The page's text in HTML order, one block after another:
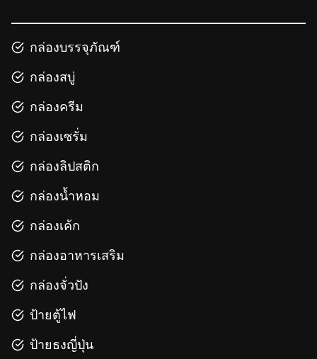
กล่องบรรจุภัณฑ์
กล่องสบู่
กล่องครีม
กล่องเซรั่ม
กล่องลิปสติก
กล่องน้ำหอม
กล่องเค้ก
กล่องอาหารเสริม
กล่องจั่วปัง
ป้ายตู้ไฟ
ป้ายธงญี่ปุ่น